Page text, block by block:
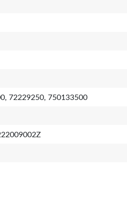
72229250, 750133500